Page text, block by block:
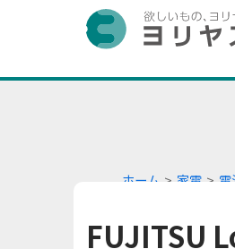
ホーム 家電 電
FUJITSU